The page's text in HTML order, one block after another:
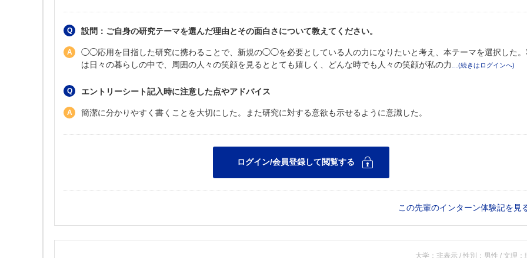
設問：ご自身の研究テーマを選んだ理由とその面白さについて教えてください。
◯◯応用を目指した研究に携わることで、新規の◯◯を必要としている人の力になりたいと考え、本テーマを選択した
は日々の暮らしの中で、周囲の人々の笑顔を見るととても嬉しく、どんな時でも人々の笑顔が私の力
エントリーシート記入時に注意した点やアドバイス
簡潔に分かりやすく書くことを大切にした。また研究に対する意欲も示せるように意識した。
この先輩のインターン体験記を見
大学：非表示 / 性別：男性 / 文理：